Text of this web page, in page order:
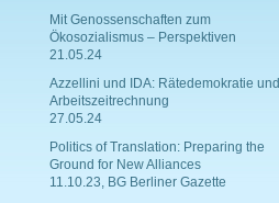
Mit Genossenschaften zum
Ökosozialismus – Perspektiven
21.05.24
Azzellini und IDA: Rätedemokratie und
Arbeitszeitrechnung
27.05.24
Politics of Translation: Preparing the
Ground for New Alliances
11.10.23, BG Berliner Gazette